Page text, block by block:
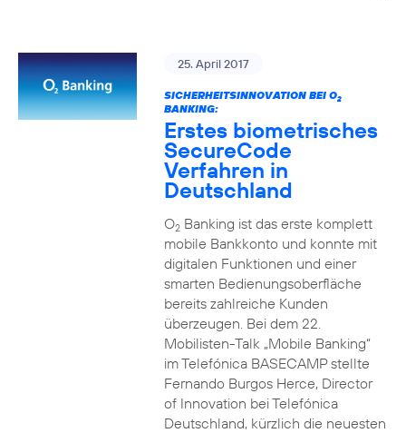
25. April 2017
SICHERHEITSINNOVATION BEI O2
BANKING:
Erstes biometrisches
SecureCode
Verfahren in
Deutschland
O2Banking ist das erste komplett
mobile Bankkonto und konnte mit
digitalen Funktionen und einer
smarten Bedienungsoberfläche
bereits zahlreiche Kunden
überzeugen. Bei dem 22.
Mobilisten-Talk „Mobile Banking“
im Telefónica BASECAMP stellte
Fernando Burgos Herce, Director
of Innovation bei Telefónica
Deutschland, kürzlich die neuesten